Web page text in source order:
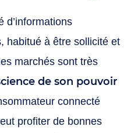
d’informations
habitué à être sollicité et
marchés sont très
de son pouvoir
connecté
profiter de bonnes